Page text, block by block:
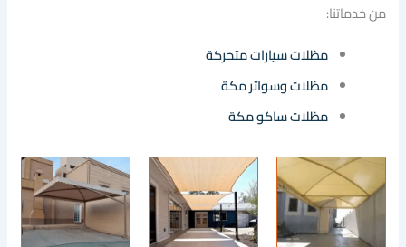
من خدماتنا:
مظلات سيارات متحركة
مظلات وسواتر مكة
مظلات ساكو مكة